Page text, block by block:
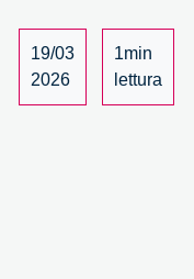
cultura
–
19/03
2026
1min
lettura